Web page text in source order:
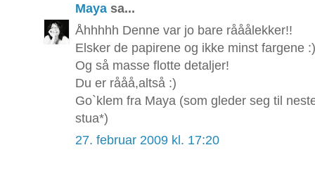
Maya sa...
Åhhhhh Denne var jo bare rååålekker!!
Elsker de papirene og ikke minst fargene :)
Og så masse flotte detaljer!
Du er rååå,altså :)
Go`klem fra Maya (som gleder seg til
stua*)
27. februar 2009 kl. 17:20